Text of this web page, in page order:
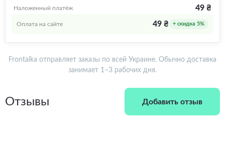
Наложенный платёж 49 ₴
Оплата на сайте 49 ₴ + скидка 5%
Frontalka отправляет заказы по всей Украине. Обычно доставка
занимает 1–3 рабочих дня.
Отзывы Добавить отзыв